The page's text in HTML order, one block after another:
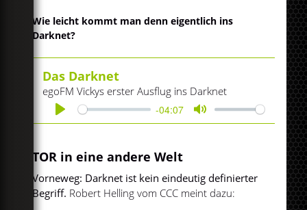
Wie leicht kommt man denn eigentlich ins
Darknet?
Das Darknet
egoFM Vickys erster Ausflug ins Darknet
Play
-04:07
Mute
TOR in eine andere Welt
Vorneweg: Darknet ist kein eindeutig definierter
Begriff. Robert Helling vom CCC meint dazu: